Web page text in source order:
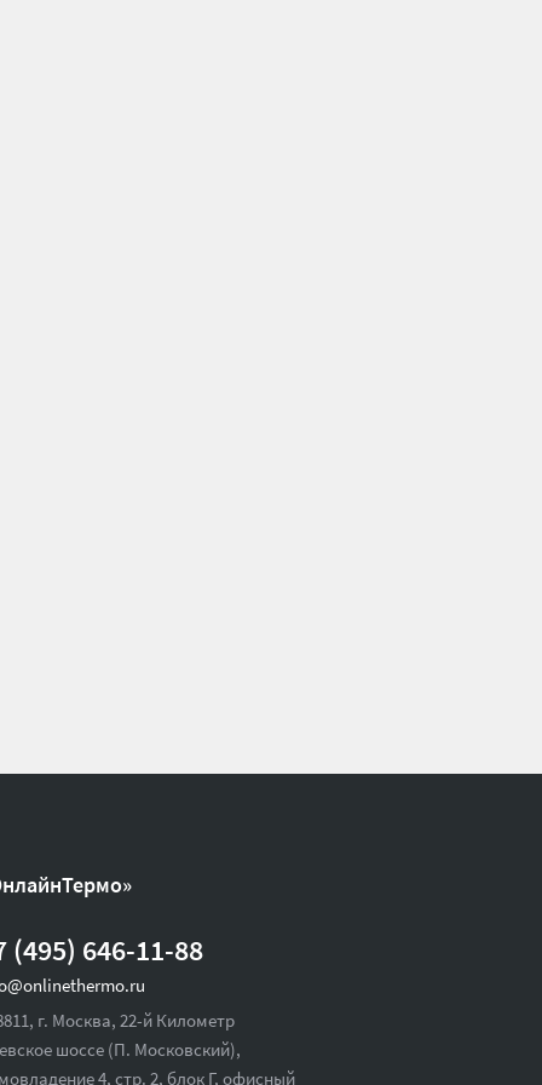
(495) 646-11-88
г. Москва, 22-й Километр
шоссе (П. Московский),
4, стр. 2, блок Г, офисный